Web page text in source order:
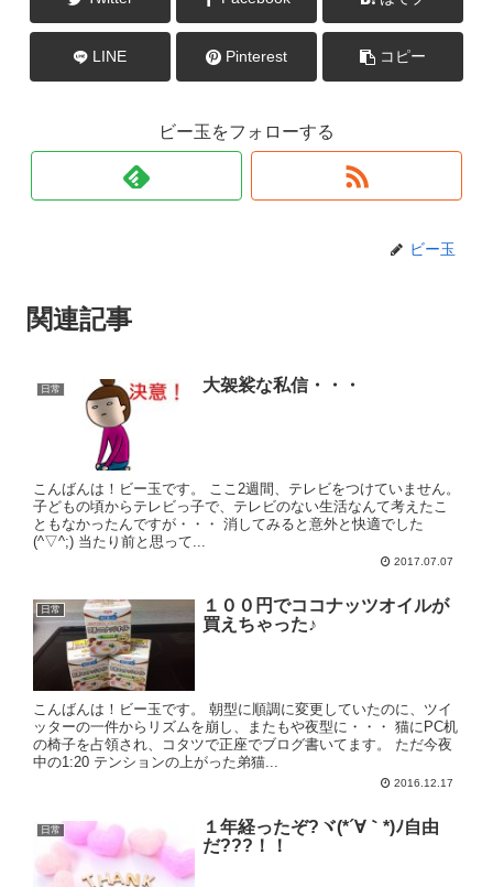
LINE Pinterest コピー
ビー玉をフォローする
ビー玉
関連記事
日常 大袈裟な私信・・・
こんばんは！ビー玉です。 ここ2週間、テレビをつけていません。
子どもの頃からテレビっ子で、テレビのない生活なんて考えたこ
ともなかったんですが・・・ 消してみると意外と快適でした
(^▽^;) 当たり前と思って...
2017.07.07
日常
１００円でココナッツオイルが
買えちゃった♪
こんばんは！ビー玉です。 朝型に順調に変更していたのに、ツイ
ッターの一件からリズムを崩し、またもや夜型に・・・ 猫にPC机
の椅子を占領され、コタツで正座でブログ書いてます。 ただ今夜
中の1:20 テンションの上がった弟猫...
2016.12.17
日常
１年経ったぞ?ヾ(*´∀｀*)ﾉ自由
だ???！！